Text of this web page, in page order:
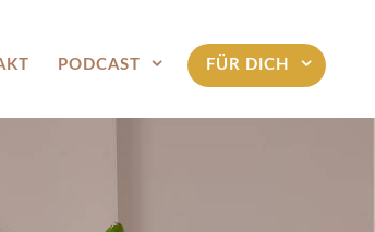
PODCAST FÜR DICH